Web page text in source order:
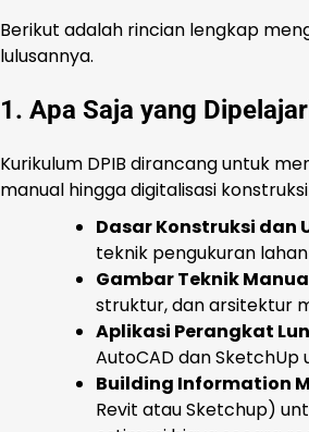
Berikut adalah rincian lengkap
lulusannya.
1. Apa Saja yang
Kurikulum DPIB dirancang untuk
manual hingga digitalisasi
Dasar Konstruksi dan
teknik pengukuran
Gambar Teknik
struktur, dan arsitektur
Aplikasi Perangkat
AutoCAD dan SketchUp
Building Information
Revit atau Sketchup)